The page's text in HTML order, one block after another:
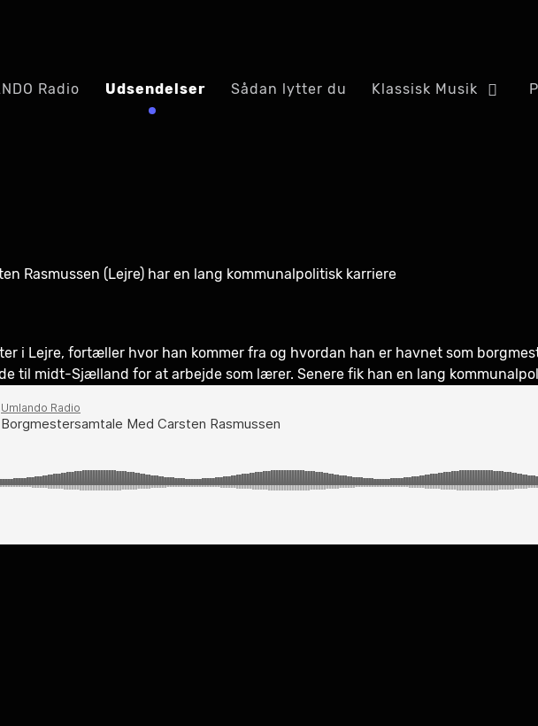
Radio Udsendelser Sådan lytter du Klassisk Musik
Rasmussen (Lejre) har en lang kommunalpolitisk karriere
i Lejre, fortæller hvor han kommer fra og hvordan han er havnet som
til midt-Sjælland for at arbejde som lærer. Senere fik han en lang